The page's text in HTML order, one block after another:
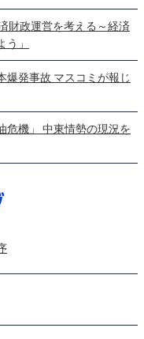
財政運営を考える～経済
」
爆発事故 マスコミが報じ
危機」 中東情勢の現況を